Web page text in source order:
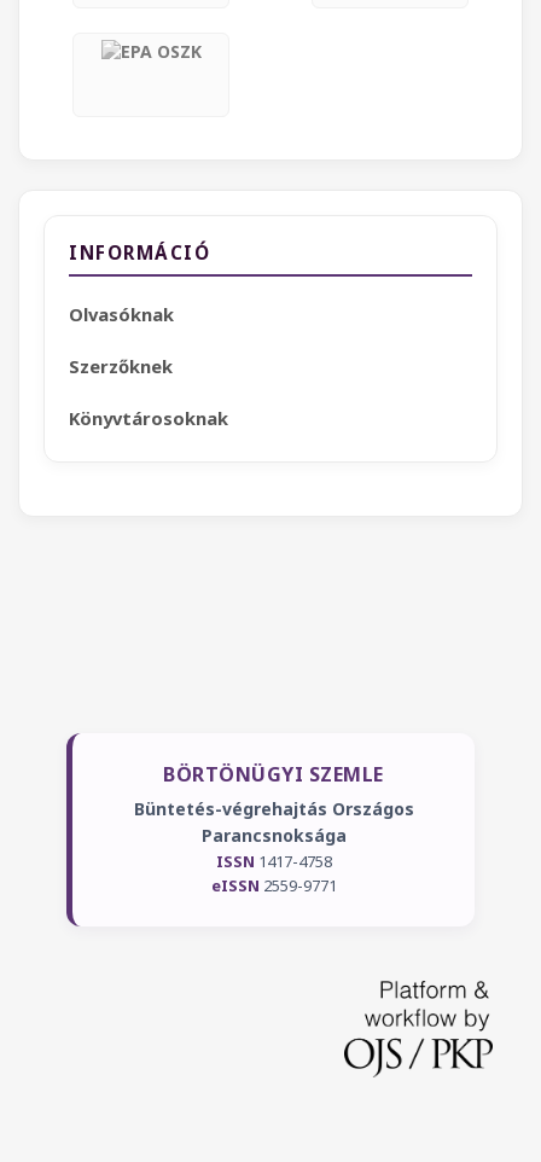
INFORMÁCIÓ
Olvasóknak
Szerzőknek
Könyvtárosoknak
BÖRTÖNÜGYI SZEMLE
Büntetés-végrehajtás Országos
Parancsnoksága
ISSN 1417-4758
eISSN 2559-9771